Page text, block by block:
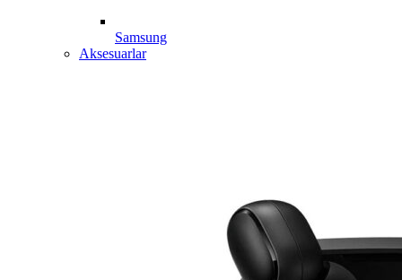
Samsung
Aksesuarlar